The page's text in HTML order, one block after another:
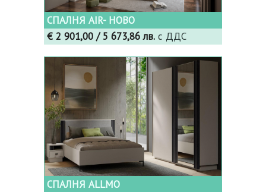
СПАЛНЯ AIR- НОВО
€ 2 901,00 / 5 673,86 лв. с ДДС
СПАЛНЯ ALLMO